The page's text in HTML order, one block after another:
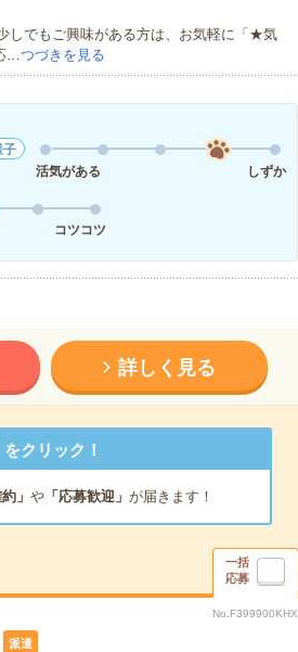
しでもご興味がある方は、お気軽に「★気
…つづきを見る
子
活気がある
しずか
コツコツ
詳しく見る
クリック！
」 や「応募歓迎」 が届きます！
一括
応募
No.F399900KHX
派遣